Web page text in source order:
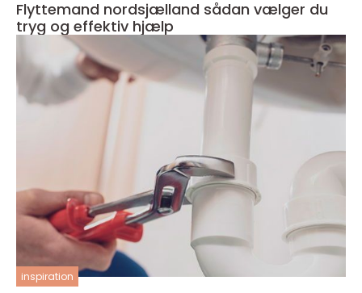
Flyttemand nordsjælland sådan vælger du
tryg og effektiv hjælp
inspiration